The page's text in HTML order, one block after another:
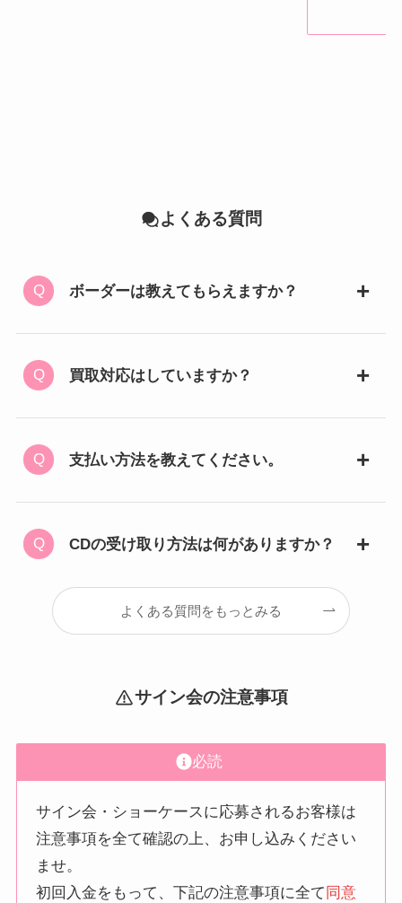
よくある質問
ボーダーは教えてもらえますか？
買取対応はしていますか？
支払い方法を教えてください。
CDの受け取り方法は何がありますか？
よくある質問をもっとみる
サイン会の注意事項
必読
サイン会・ショーケースに応募されるお客様は
注意事項を全て確認の上、お申し込みください
ませ。
初回入金をもって、下記の注意事項に全て 同意